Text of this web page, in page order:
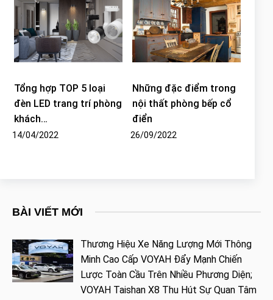
Tổng hợp TOP 5 loại
đèn LED trang trí phòng
khách…
14/04/2022
Những đặc điểm trong
nội thất phòng bếp cổ
điển
26/09/2022
BÀI VIẾT MỚI
Thương Hiệu Xe Năng Lượng Mới Thông
Minh Cao Cấp VOYAH Đẩy Mạnh Chiến
Lược Toàn Cầu Trên Nhiều Phương Diện;
VOYAH Taishan X8 Thu Hút Sự Quan Tâm